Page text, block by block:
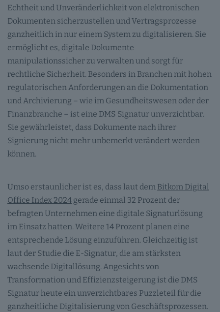
Echtheit und Unveränderlichkeit von elektronischen
Dokumenten sicherzustellen und Vertragsprozesse
ganzheitlich in nur einem System zu digitalisieren. Sie
ermöglicht es, digitale Dokumente
manipulationssicher zu verwalten und sorgt für
rechtliche Sicherheit. Besonders in Branchen mit hohen
regulatorischen Anforderungen an die Dokumentation
und Archivierung – wie im Gesundheitswesen oder der
Finanzbranche – ist eine DMS Signatur unverzichtbar.
Sie gewährleistet, dass Dokumente nach ihrer
Signierung nicht mehr unbemerkt verändert werden
können.
Umso erstaunlicher ist es, dass laut dem Bitkom Digital
Office Index 2024 gerade einmal 32 Prozent der
befragten Unternehmen eine digitale Signaturlösung
im Einsatz hatten. Weitere 14 Prozent planen eine
entsprechende Lösung einzuführen. Gleichzeitig ist
laut der Studie die E-Signatur, die am stärksten
wachsende Digitallösung. Angesichts von
Transformation und Effizienzsteigerung ist die DMS
Signatur heute ein unverzichtbares Puzzleteil für die
ganzheitliche Digitalisierung von Geschäftsprozessen.